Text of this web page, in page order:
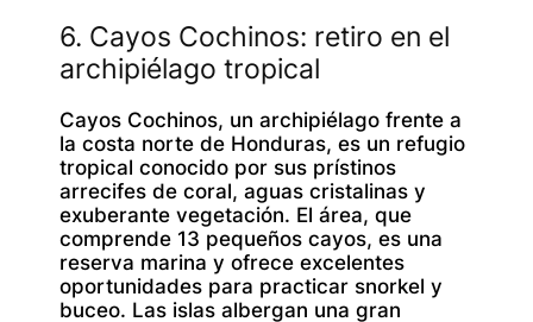
6. Cayos Cochinos: retiro en el
archipiélago tropical
Cayos Cochinos, un archipiélago frente a
la costa norte de Honduras, es un refugio
tropical conocido por sus prístinos
arrecifes de coral, aguas cristalinas y
exuberante vegetación. El área, que
comprende 13 pequeños cayos, es una
reserva marina y ofrece excelentes
oportunidades para practicar snorkel y
buceo. Las islas albergan una gran